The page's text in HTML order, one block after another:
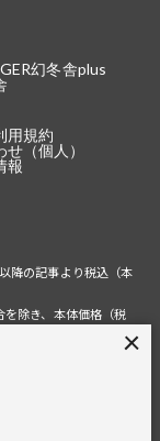
幻冬舎plus
用規約
（個人）
報
降の記事より税込（本
除き、本体価格（税
ます。